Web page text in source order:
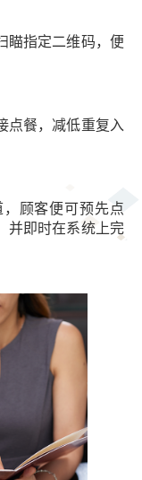
瞄指定二维码，便
点餐，减低重复入
顾客便可预先点
并即时在系统上完